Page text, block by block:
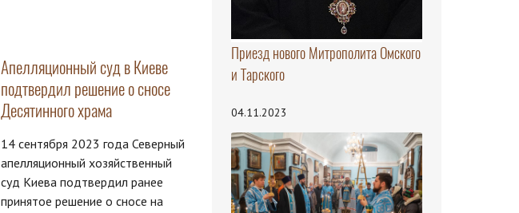
Апелляционный суд в Киеве
подтвердил решение о сносе
Десятинного храма
14 сентября 2023 года Северный
апелляционный хозяйственный
суд Киева подтвердил ранее
принятое решение о сносе на
Приезд нового Митрополита Омского
и Тарского
04.11.2023